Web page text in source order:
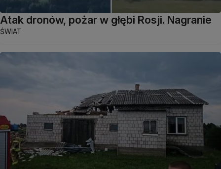
Atak dronów, pożar w głębi Rosji. Nagranie
ŚWIAT